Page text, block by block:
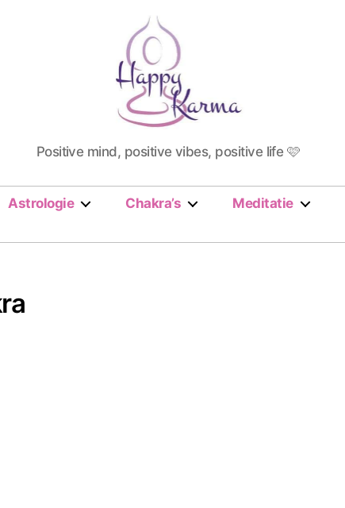
Happy
Karma
Positive mind, positive vibes, positive life 🩷
Astrologie Chakra’s Meditatie